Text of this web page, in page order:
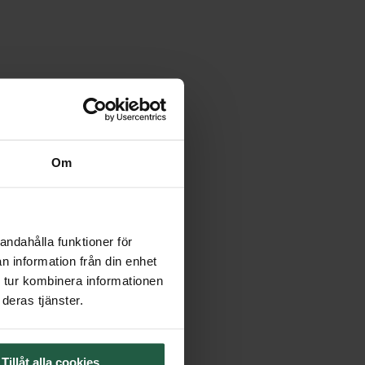
Om
funktioner för
information från din enhet
kombinera informationen
tjänster.
Tillåt alla cookies